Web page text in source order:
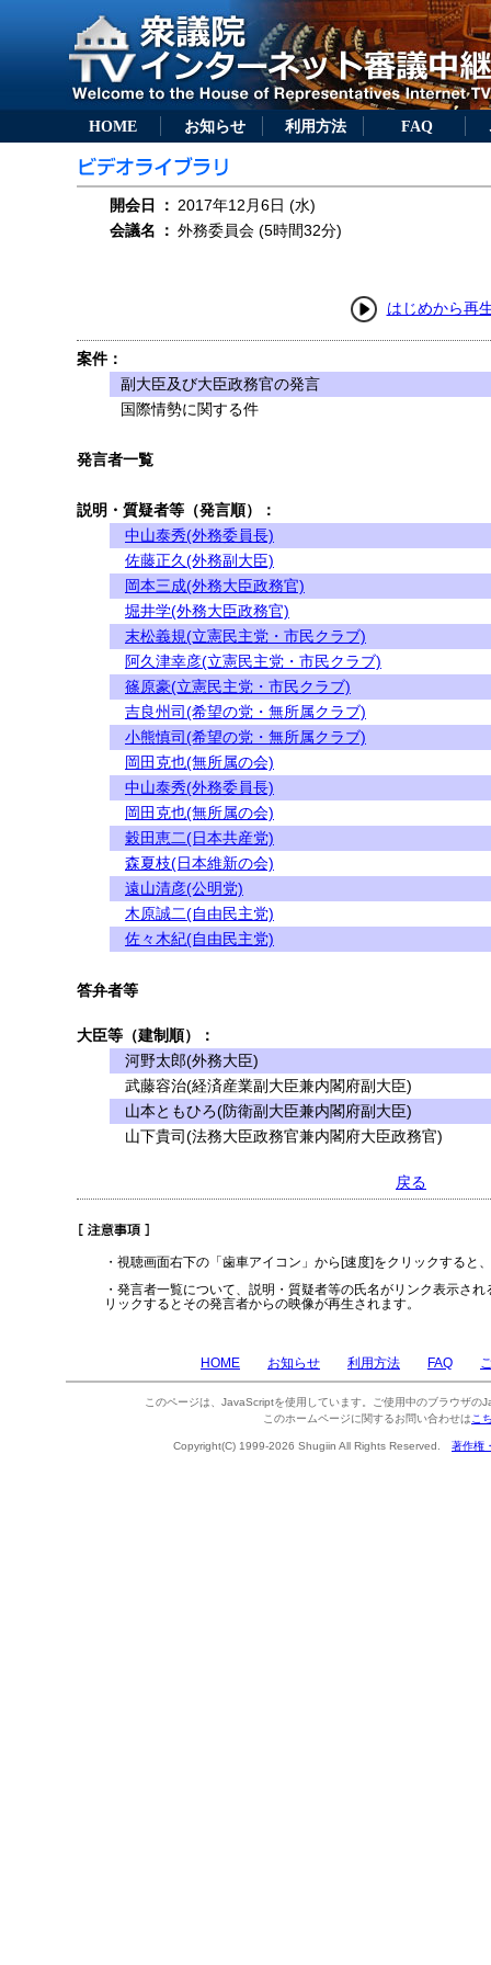
HOME お知らせ 利用方法 FAQ
開会日 ： 2017年12月6日 (水)
会議名
： 外務委員会 (5時間32分)
はじめから再
案件：
副大臣及び大臣政務官の発言
国際情勢に関する件
発言者一覧
説明・質疑者等（発言順）：
中山泰秀(外務委員長)
佐藤正久(外務副大臣)
岡本三成(外務大臣政務官)
堀井学(外務大臣政務官)
末松義規(立憲民主党・市民クラブ)
阿久津幸彦(立憲民主党・市民クラブ)
篠原豪(立憲民主党・市民クラブ)
吉良州司(希望の党・無所属クラブ)
小熊慎司(希望の党・無所属クラブ)
岡田克也(無所属の会)
中山泰秀(外務委員長)
岡田克也(無所属の会)
穀田恵二(日本共産党)
森夏枝(日本維新の会)
遠山清彦(公明党)
木原誠二(自由民主党)
佐々木紀(自由民主党)
答弁者等
大臣等（建制順）：
河野太郎(外務大臣)
武藤容治(経済産業副大臣兼内閣府副大臣)
山本ともひろ(防衛副大臣兼内閣府副大臣)
山下貴司(法務大臣政務官兼内閣府大臣政務官)
戻る
・視聴画面右下の「歯車アイコン」から[速度]をクリックすると
・発言者一覧について、説明・質疑者等の氏名がリンク表示さ
リックするとその発言者からの映像が再生されます。
HOME お知らせ 利用方法 FAQ
このページは、JavaScriptを使用しています。ご使用中のブラウザの
このホームページに関するお問い合わせは こ
Copyright(C) 1999-2026 Shugiin All Rights Reserved. 著作権